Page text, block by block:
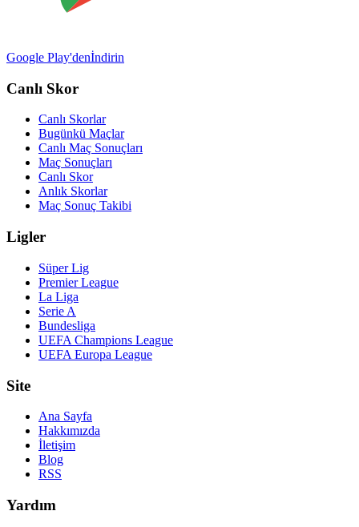
Google Play'denİndirin
Canlı Skor
Canlı Skorlar
Bugünkü Maçlar
Canlı Maç Sonuçları
Maç Sonuçları
Canlı Skor
Anlık Skorlar
Maç Sonuç Takibi
Ligler
Süper Lig
Premier League
La Liga
Serie A
Bundesliga
UEFA Champions League
UEFA Europa League
Site
Ana Sayfa
Hakkımızda
İletişim
Blog
RSS
Yardım